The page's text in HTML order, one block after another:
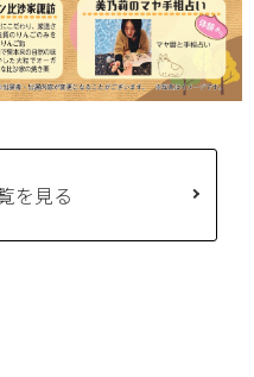
プライバシーポリシー
池の平ホテル＆リゾーツにつ
繁体中文
を見る